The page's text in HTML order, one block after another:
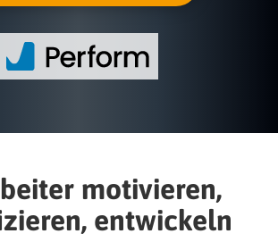
motivieren,
entwickeln